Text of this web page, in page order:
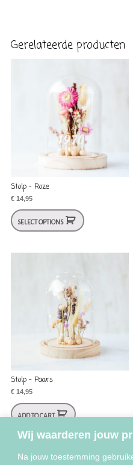
Wij waarderen jouw
Na jouw toestemming
Gerelateerde producten
Stolp – Roze
€ 14,95
SELECT OPTIONS
Stolp – Paars
€ 14,95
ADD TO CART